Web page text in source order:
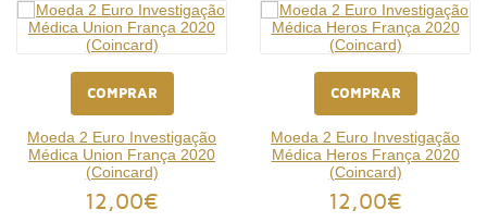
COMPRAR
Moeda 2 Euro Investigação
Médica Union França 2020
(Coincard)
12,00€
COMPRAR
Moeda 2 Euro Investigação
Médica Heros França 2020
(Coincard)
12,00€